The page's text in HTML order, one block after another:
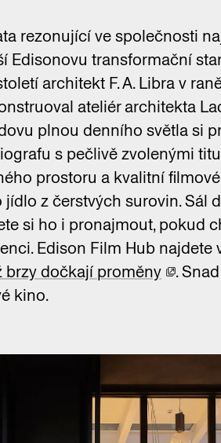
rezonující ve společnosti
Edisonovu transformační
architekt F. A. Libra v
ateliér architekta
plnou denního světla si
s pečlivě zvolenými
prostoru a kvalitní
z čerstvých surovin. Sál
si ho i pronajmout, pokud
Edison Film Hub najdete
brzy dočkají proměny
.
kino.